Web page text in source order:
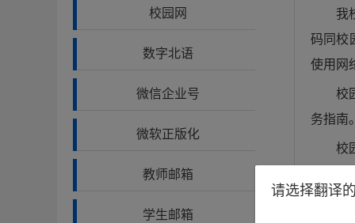
请选择翻译
校园网
数字北语
微信企业号
微软正版化
教师邮箱
学生邮箱
我
码同校
使用网
校
务指南
校